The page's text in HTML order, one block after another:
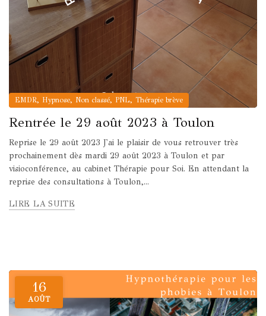
EMDR, Hypnose, Non classé, PNL, Thérapie brève
Rentrée le 29 août 2023 à Toulon
Reprise le 29 août 2023 J'ai le plaisir de vous retrouver très
prochainement dès mardi 29 août 2023 à Toulon et par
visioconférence, au cabinet Thérapie pour Soi. En attendant la
reprise des consultations à Toulon,...
LIRE LA SUITE
16
AOÛT